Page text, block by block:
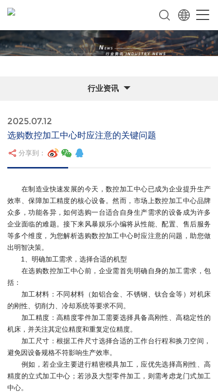
行业资讯
2025.07.12
选购数控加工中心时应注意的关键问题
分享到：
在制造业快速发展的今天，数控加工中心已成为企业提升生产
效率、保障加工精度的核心设备。然而，市场上数控加工中心品牌
众多，功能各异，如何选购一台适合自身生产需求的设备成为许多
企业面临的难题。接下来风暴娱乐小编将从性能、配置、售后服务
等多个维度，为您解析选购数控加工中心时应注意的问题，助您做
出明智决策。
1、明确加工需求，选择合适的机型
在选购数控加工中心前，企业需首先明确自身的加工需求，包
括：
加工材料：不同材料（如铝合金、不锈钢、钛合金等）对机床
的刚性、切削力、冷却系统等要求不同。
加工精度：高精度零件加工需要选择具备高刚性、高稳定性的
机床，并关注其定位精度和重复定位精度。
加工尺寸：根据工件尺寸选择合适的工作台行程和换刀空间，
避免因设备规格不符影响生产效率。
例如，若企业主要进行精密模具加工，应优先选择高刚性、高
精度的立式加工中心；若涉及大型零件加工，则需考虑龙门式加工
中心。